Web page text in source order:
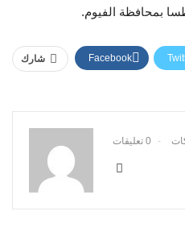
بمحافظة الفيوم.
شارك Facebook
0 تعليقات